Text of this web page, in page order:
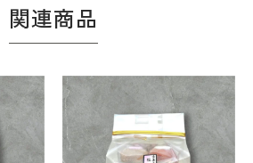
関連商品